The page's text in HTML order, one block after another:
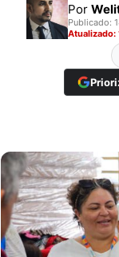
Por
Publicado: